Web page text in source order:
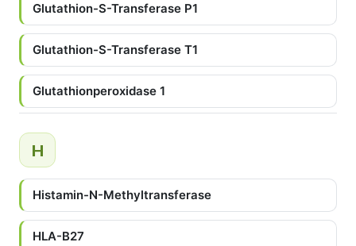
Glutathion-S-Transferase P1
Glutathion-S-Transferase T1
Glutathionperoxidase 1
H
Histamin-N-Methyltransferase
HLA-B27